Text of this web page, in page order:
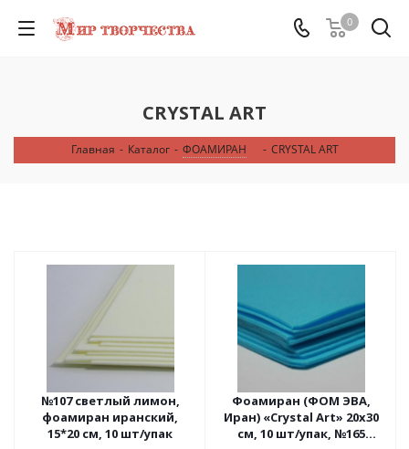
0
CRYSTAL ART
Главная - Каталог - ФОАМИРАН - CRYSTAL ART
№107 светлый лимон,
фоамиран иранский,
15*20 см, 10 шт/упак
Фоамиран (ФОМ ЭВА,
Иран) «Crystal Art» 20х30
см, 10 шт/упак, №165